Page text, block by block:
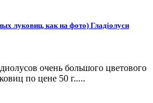
луковиц, как на фото) Гладіолуси
очень большого цветового
по цене 50 г.....